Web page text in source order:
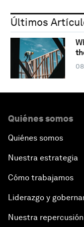
Últimos
Quiénes somos
Quiénes somos
Nuestra estrategia
Cómo trabajamos
Liderazgo y
Nuestra repercusión